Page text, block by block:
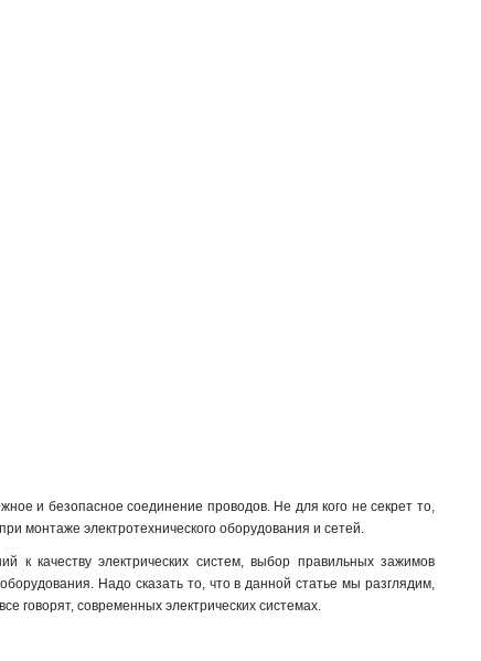
16-35мм2 3
35-70 2
15-16 2
3в-15/25 2
3в-25 2
и безопасное соединение проводов. Не для кого не секрет то,
монтаже электротехнического оборудования и сетей.
к качеству электрических систем, выбор правильных зажимов
Надо сказать то, что в данной статье мы разглядим,
говорят, современных электрических системах.